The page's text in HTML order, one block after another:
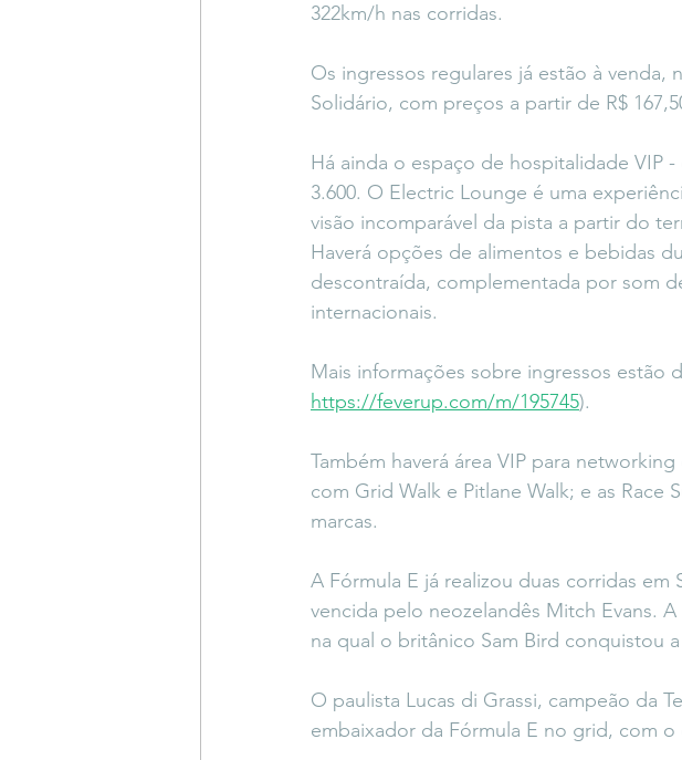
322km/h nas corridas.
Os ingressos regulares já estão à venda,
Solidário, com preços a partir de R$
Há ainda o espaço de hospitalidade VIP
3.600. O Electric Lounge é uma
visão incomparável da pista a partir do
Haverá opções de alimentos e bebidas
descontraída, complementada por som
internacionais.
Mais informações sobre ingressos estão
https://feverup.com/m/195745).
Também haverá área VIP para
com Grid Walk e Pitlane Walk; e as Race
marcas.
A Fórmula E já realizou duas corridas em
vencida pelo neozelandês Mitch Evans.
na qual o britânico Sam Bird conquistou
O paulista Lucas di Grassi, campeão da
embaixador da Fórmula E no grid, com o